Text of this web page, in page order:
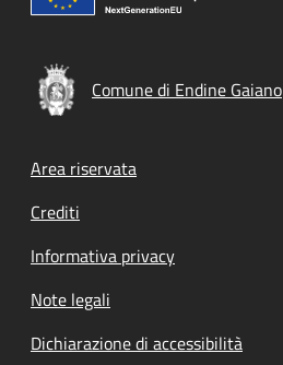
Comune di Endine Gaiano
Footer menu
Area riservata
Crediti
Informativa privacy
Note legali
Dichiarazione di accessibilità